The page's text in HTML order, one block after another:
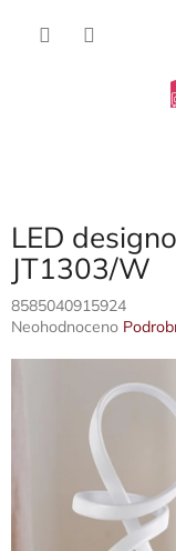
LED
JT1303/W
8585040915924
Průměrné
Neohodnoceno